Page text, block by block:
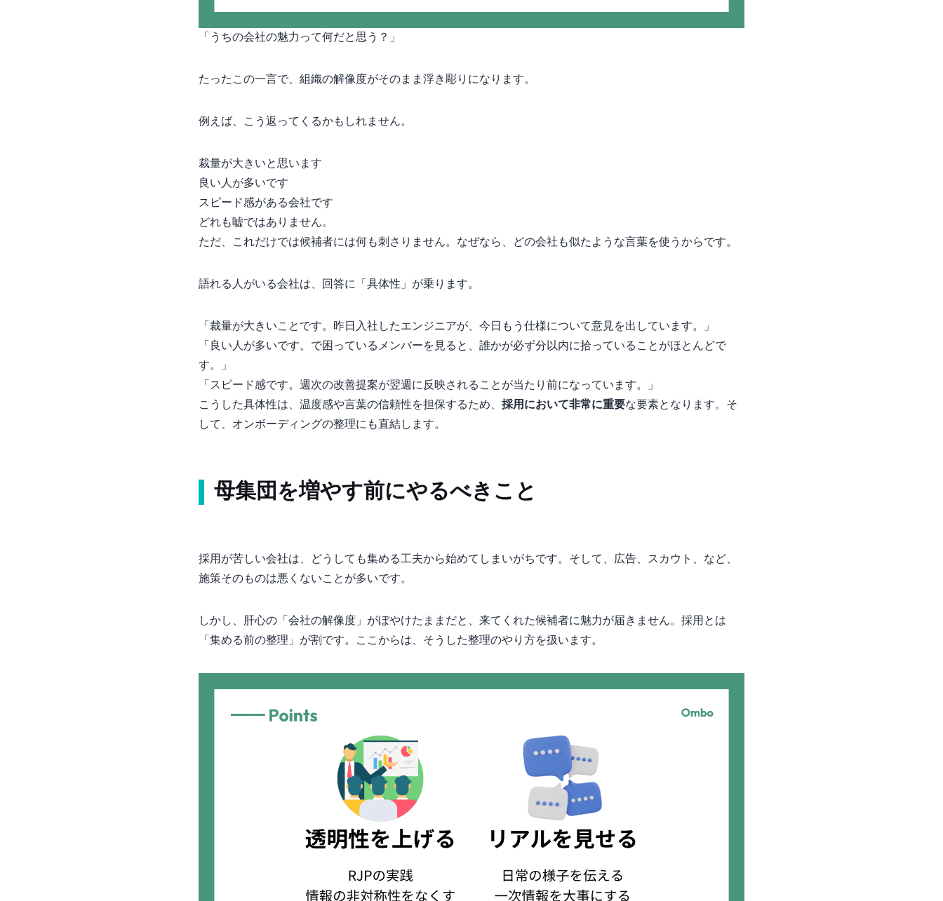
「うちの会社の魅力って何だと思う？」
たったこの一言で、組織の“解像度”がそのまま浮き彫りになります。
例えば、こう返ってくるかもしれません。
裁量が大きいと思います
良い人が多いです
スピード感がある会社です
どれも嘘ではありません。
ただ、これだけでは候補者には何も刺さりません。なぜなら、どの会社も似たような言葉を使うからです。
語れる人がいる会社は、回答に「具体性」が乗ります。
「裁量が大きいことです。昨日入社したエンジニアが、今日もう仕様について意見を出しています。」
「良い人が多いです。Slackで困っているメンバーを見ると、誰かが必ず10分以内に拾っていることがほとんどで
す。」
「スピード感です。週次の改善提案が翌週に反映されることが当たり前になっています。」
こうした具体性は、温度感や言葉の信頼性を担保するため、 採用において非常に重要な要素となります。そ
して、オンボーディングの整理にも直結します。
母集団を増やす前にやるべきこと
採用が苦しい会社は、どうしても“集める工夫”から始めてしまいがちです。そして、広告、スカウト、SNSなど、
施策そのものは悪くないことが多いです。
しかし、肝心の「会社の解像度」がぼやけたままだと、来てくれた候補者に魅力が届きません。採用とは
「集める前の整理」が8割です。ここからは、そうした”整理”のやり方を扱います。